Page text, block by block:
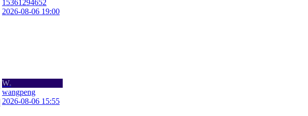
15361294652
2026-08-06 19:00
Wa
wangpeng
2026-08-06 15:55